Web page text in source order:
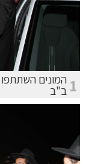
1 המונים
ב"ב